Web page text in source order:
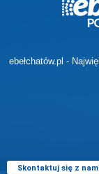
ebełchatów.pl -
Skontaktuj się z